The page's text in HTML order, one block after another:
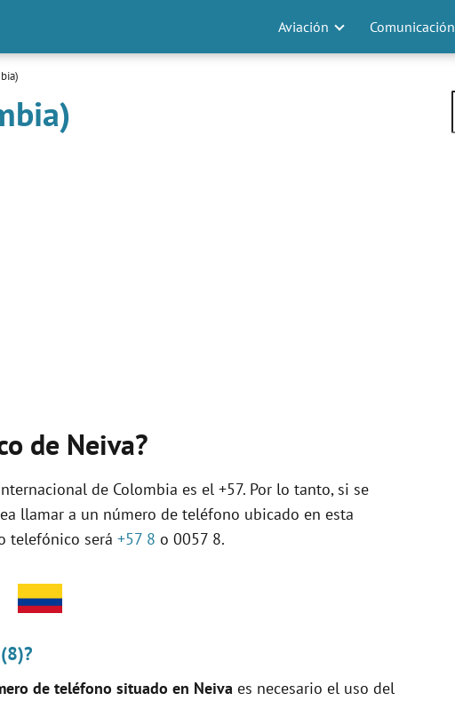
Aviación Comunicación
de Neiva?
de Colombia es el +57. Por lo tanto, si se
llamar a un número de teléfono ubicado en esta
telefónico será +57 8 o 0057 8.
de teléfono situado en Neiva es necesario el uso del